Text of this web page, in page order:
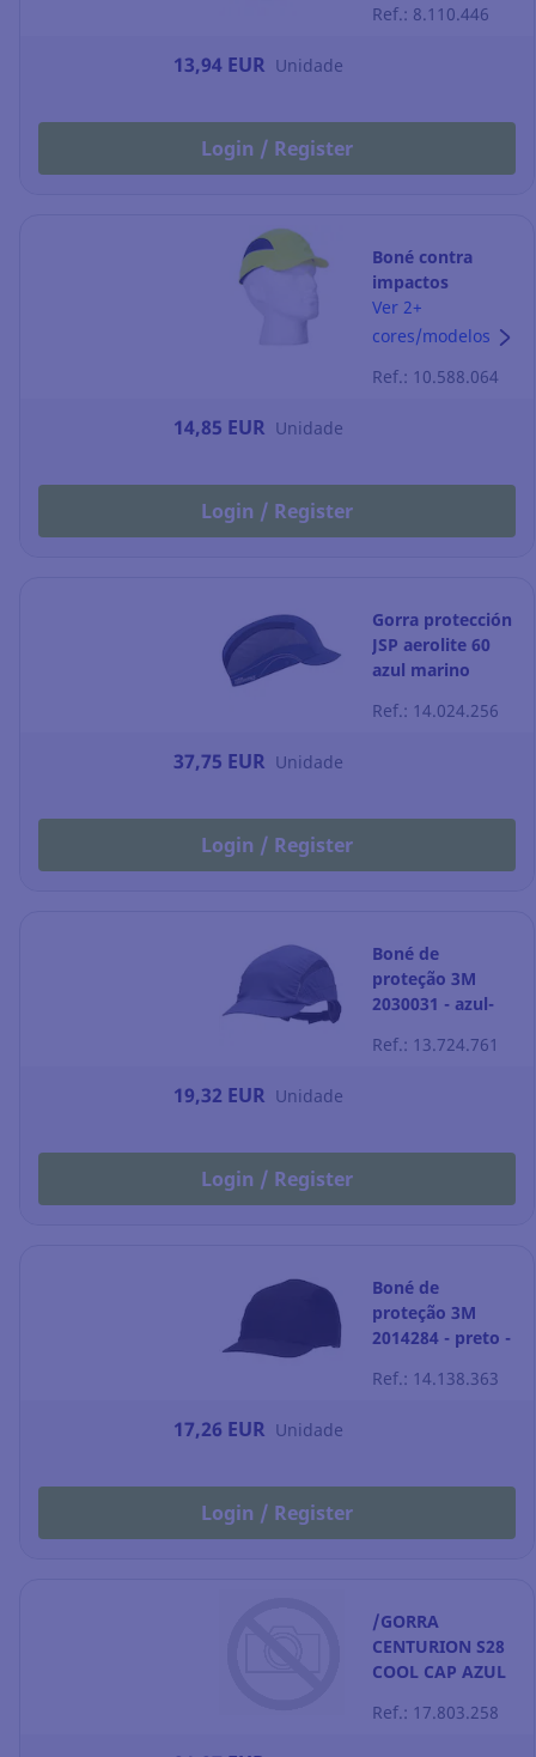
preto/vermelho
Ref.: 8.110.446
13,94 EUR Unidade
Login / Register
Boné contra
impactos
Portwest PS59
amarelo
Ver 2+
cores/modelos
Ref.: 10.588.064
14,85 EUR Unidade
Login / Register
Gorra protección
JSP aerolite 60
azul marino
Ref.: 14.024.256
37,75 EUR Unidade
Login / Register
Boné de
proteção 3M
2030031 - azul-
Ref.: 13.724.761
19,32 EUR Unidade
Login / Register
Boné de
proteção 3M
2014284 - preto -
Ref.: 14.138.363
17,26 EUR Unidade
Login / Register
/GORRA
CENTURION S28
COOL CAP AZUL
Ref.: 17.803.258